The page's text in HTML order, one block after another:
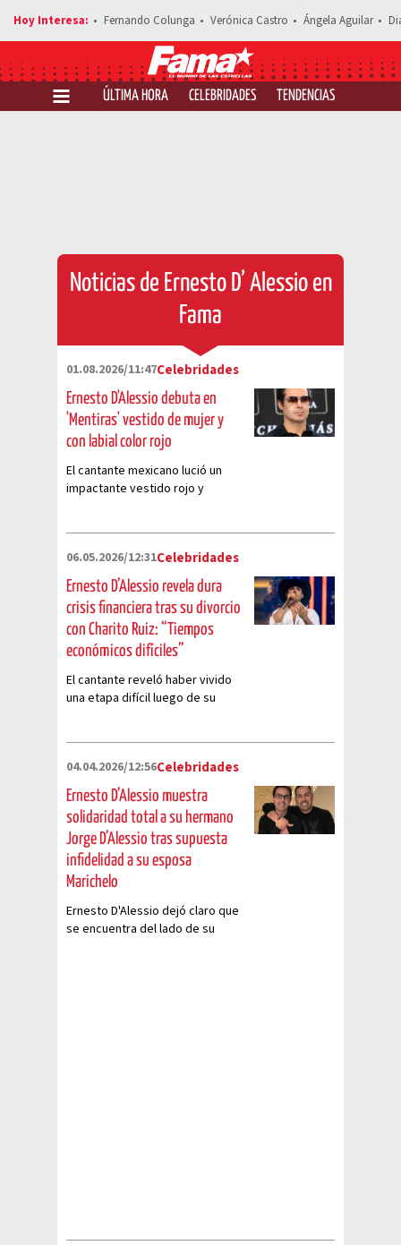
Fernando Colunga Verónica Castro Ángela Aguilar
ÚLTIMA HORA CELEBRIDADES TENDENCIAS
Noticias de Ernesto D’ Alessio en
Fama
01.08.2026/11:47Celebridades
Ernesto D'Alessio debuta en
'Mentiras' vestido de mujer y
con labial color rojo
El cantante mexicano lució un
impactante vestido rojo y
06.05.2026/12:31Celebridades
Ernesto D’Alessio revela dura
crisis financiera tras su divorcio
con Charito Ruiz: “Tiempos
económicos difíciles”
El cantante reveló haber vivido
una etapa difícil luego de su
04.04.2026/12:56Celebridades
Ernesto D’Alessio muestra
solidaridad total a su hermano
Jorge D’Alessio tras supuesta
infidelidad a su esposa
Marichelo
Ernesto D'Alessio dejó claro que
se encuentra del lado de su